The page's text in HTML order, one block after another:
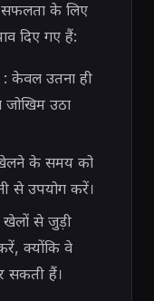
के लिए
दिए गए हैं:
केवल उतना ही
जोखिम उठा
के समय को
से उपयोग करें।
खेलों से जुड़ी
क्योंकि वे
सकती हैं।